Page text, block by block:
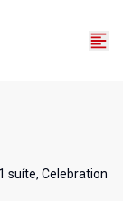
suíte, Celebration